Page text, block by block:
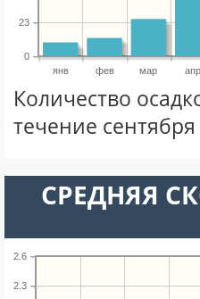
янв фев мар апр
0
23
Количество
течение сентября
СРЕДНЯЯ
2.3
2.6